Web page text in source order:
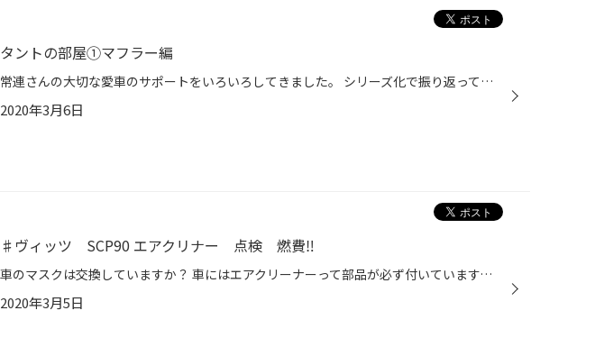
タントの部屋①マフラー編
常連さんの大切な愛車のサポートをいろいろしてきました。 シリーズ化で振り返ってみますねー！ マフラー装着です。 いい感じの出口の色&形&サウンド‼️ オーナーさんお気に入りの一点です。
2020年3月6日
♯ヴィッツ SCP90 エアクリナー 点検 燃費‼️
車のマスクは交換していますか？ 車にはエアクリーナーって部品が必ず付いています。 普段から皆さんが使っているマスクもだんだん汚れてきますよね_(:3 」∠)_ 汚れる→マスクが詰まる→息苦しく→動くのにカロリーを沢山使う→燃費が悪い‼️‼️ って事になるんです。 まず車は！ エンジンルームを開けて ...
2020年3月5日